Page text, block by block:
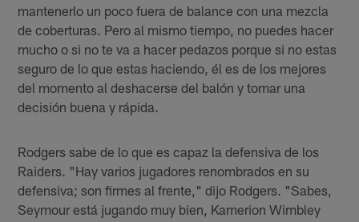
mantenerlo un poco fuera de balance con una mezcla
de coberturas. Pero al mismo tiempo, no puedes hacer
mucho o si no te va a hacer pedazos porque si no estas
seguro de lo que estas haciendo, él es de los mejores
del momento al deshacerse del balón y tomar una
decisión buena y rápida.
Rodgers sabe de lo que es capaz la defensiva de los
Raiders. "Hay varios jugadores renombrados en su
defensiva; son firmes al frente," dijo Rodgers. "Sabes,
Seymour está jugando muy bien, Kamerion Wimbley